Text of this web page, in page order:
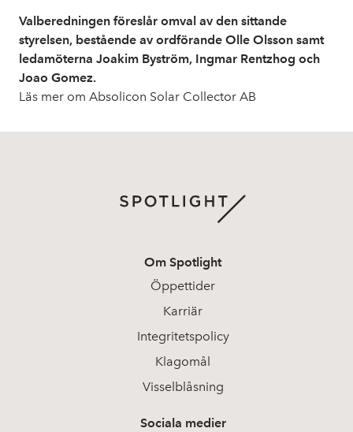
Valberedningen föreslår omval av den sittande
styrelsen, bestående av ordförande Olle Olsson samt
ledamöterna Joakim Byström, Ingmar Rentzhog och
Joao Gomez.
Läs mer om Absolicon Solar Collector AB
Om Spotlight
Öppettider
Karriär
Integritetspolicy
Klagomål
Visselblåsning
Sociala medier